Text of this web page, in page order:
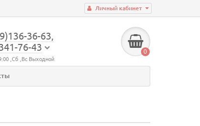
Личный кабинет
36-63,
76-43
,Сб ,Вс Выходной
0